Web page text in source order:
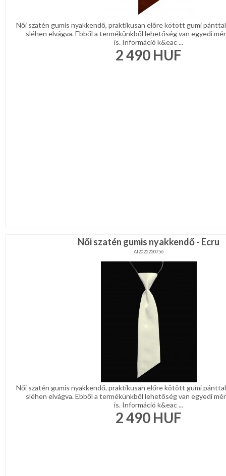
Női szatén gumis nyakkendő, praktikusan előre kötött gumi
sléhen elvágva. Ebből a termékünkből lehetőség van egyedi
is. Információ k&eac ...
2 490 HUF
Női szatén gumis nyakkendő - Ecru
AI2022220756
Női szatén gumis nyakkendő, praktikusan előre kötött gumi
sléhen elvágva. Ebből a termékünkből lehetőség van egyedi
is. Információ k&eac ...
2 490 HUF